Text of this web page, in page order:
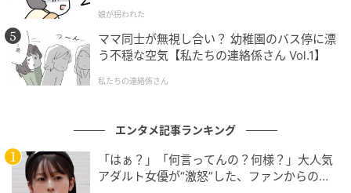
イ・イチョム
娘が拐われた
ママ同士が無視し合い？ 幼稚園のバス停に漂
う不穏な空気【私たちの連絡係さん Vol.1】
私たちの連絡係さん
エンタメ記事ランキング
「はぁ？」「何言ってんの？何様？」大人気
アダルト女優が“激怒”した、ファンからの